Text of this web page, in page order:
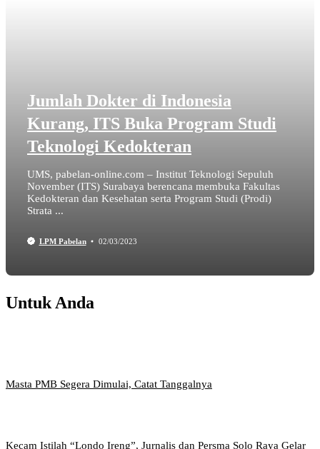
Jumlah Dokter di Indonesia
Kurang, ITS Buka Program Studi
Teknologi Kedokteran
UMS, pabelan-online.com – Institut Teknologi Sepuluh
November (ITS) Surabaya berencana membuka Fakultas
Kedokteran dan Kesehatan serta Program Studi (Prodi)
Strata ...
LPM Pabelan 02/03/2023
Untuk Anda
Masta PMB Segera Dimulai, Catat Tanggalnya
Kecam Istilah “Londo Ireng”, Jurnalis dan Persma Solo Raya Gelar